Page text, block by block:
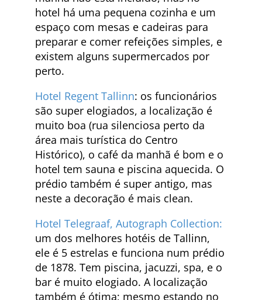
hotel há uma pequena cozinha e um
espaço com mesas e cadeiras para
preparar e comer refeições simples, e
existem alguns supermercados por
perto.
Hotel Regent Tallinn: os funcionários
são super elogiados, a localização é
muito boa (rua silenciosa perto da
área mais turística do Centro
Histórico), o café da manhã é bom e o
hotel tem sauna e piscina aquecida. O
prédio também é super antigo, mas
neste a decoração é mais clean.
Hotel Telegraaf, Autograph Collection:
um dos melhores hotéis de Tallinn,
ele é 5 estrelas e funciona num prédio
de 1878. Tem piscina, jacuzzi, spa, e o
bar é muito elogiado. A localização
também é ótima; mesmo estando no